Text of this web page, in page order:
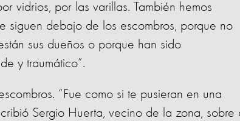
vidrios, por las varillas. También hemos
siguen debajo de los escombros, porque no
sus dueños o porque han sido
y traumático”.
“Fue como si te pusieran en una
Sergio Huerta, vecino de la zona, sobre